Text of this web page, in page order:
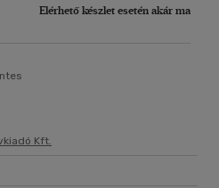
színházi szakma
"élnek", bátran ajánljuk e
Józsefből a drámáiban is
Elérhető készlet esetén akár ma
Kft.